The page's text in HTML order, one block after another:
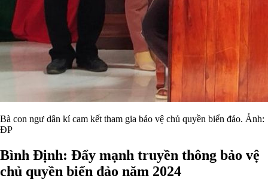
Bà con ngư dân kí cam kết tham gia bảo vệ chủ quyền biển đảo. Ảnh:
ĐP
Bình Định: Đẩy mạnh truyền thông bảo vệ
chủ quyền biển đảo năm 2024